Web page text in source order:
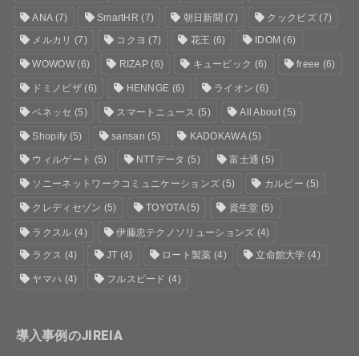
ANA(7) SmartHR (7) 朝日新聞(7) クックビズ(7)
メルカリ (7) コクヨ (7) 花王 (6) IDOM (6)
WOWOW(6) RIZAP (6) キュービック (6) freee (6)
ドミノピザ(6) HENNGE (6) ライオン (6)
ベネッセ (5) スマートニュース (5) All About(5)
Shopify (5) sansan (5) KADOKAWA(5)
ウィルゲート (5) NTTデータ (5) 富士通 (5)
ソニーネットワークコミュニケーションズ (5) カルビー (5)
クレディセゾン (5) TOYOTA(5) 資生堂 (5)
ラクスル (4) 伊藤忠テクノソリューションズ (4)
ラクス (4) JT (4) ロート製薬 (4) 立命館大学 (4)
ヤマハ (4) フルスピード (4)
導入事例のJIREIA